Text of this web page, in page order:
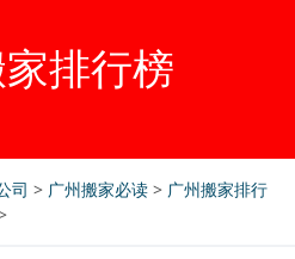
排行榜
司 > 广州搬家必读 > 广州搬家排行